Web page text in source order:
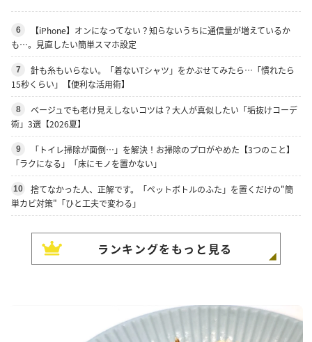
6
【iPhone】オンになってない？知らないうちに通信量が増えているか
も…。見直したい簡単スマホ設定
7
針も糸もいらない。「着ないTシャツ」をかぶせてみたら…「慣れたら
15秒くらい」【便利な活用術】
8
ベージュでも老け見えしないコツは？大人が真似したい「垢抜けコーデ
術」3選【2026夏】
9
「トイレ掃除が面倒…」を解決！お掃除のプロがやめた【3つのこと】
「ラクになる」「床にモノを置かない」
10
捨てなかった人、正解です。「ペットボトルのふた」を置くだけの"簡
単カビ対策"「ひと工夫で変わる」
ランキングをもっと見る